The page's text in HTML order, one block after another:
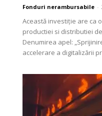
Fonduri nerambursabile -
Această investiție are ca
productiei si distributiei
Denumirea apel:
accelerare a digitalizării